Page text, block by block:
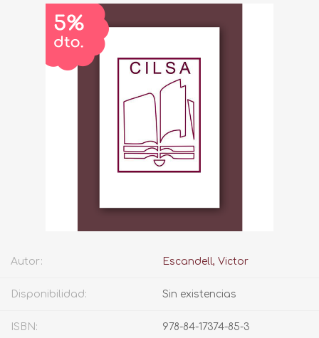
Autor: Escandell, Victor
Disponibilidad: Sin existencias
ISBN: 978-84-17374-85-3